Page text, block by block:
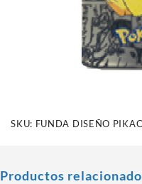
SKU: FUNDA DISEÑO
Productos